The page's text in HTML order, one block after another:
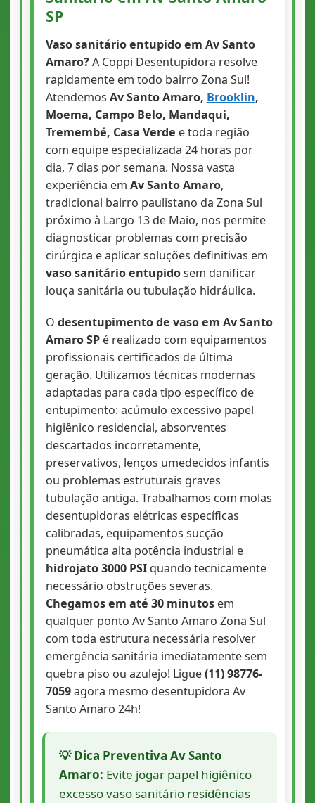
SP
Vaso sanitário entupido em Av Santo
Amaro?A Coppi Desentupidora resolve
rapidamente em todo bairro Zona Sul!
Atendemos Av Santo Amaro, Brooklin,
Moema, Campo Belo, Mandaqui,
Tremembé, Casa Verde e toda região
com equipe especializada 24 horas por
dia, 7 dias por semana. Nossa vasta
experiência em Av Santo Amaro,
tradicional bairro paulistano da Zona Sul
próximo à Largo 13 de Maio, nos permite
diagnosticar problemas com precisão
cirúrgica e aplicar soluções definitivas em
vaso sanitário entupidosem danificar
louça sanitária ou tubulação hidráulica.
O desentupimento de vaso em Av Santo
Amaro SPé realizado com equipamentos
profissionais certificados de última
geração. Utilizamos técnicas modernas
adaptadas para cada tipo específico de
entupimento: acúmulo excessivo papel
higiênico residencial, absorventes
descartados incorretamente,
preservativos, lenços umedecidos infantis
ou problemas estruturais graves
tubulação antiga. Trabalhamos com molas
desentupidoras elétricas específicas
calibradas, equipamentos sucção
pneumática alta potência industrial e
hidrojato 3000 PSIquando tecnicamente
necessário obstruções severas.
Chegamos em até 30 minutosem
qualquer ponto Av Santo Amaro Zona Sul
com toda estrutura necessária resolver
emergência sanitária imediatamente sem
quebra piso ou azulejo! Ligue(11) 98776-
7059agora mesmo desentupidora Av
Santo Amaro 24h!
💡 Dica Preventiva Av Santo
Amaro: Evite jogar papel higiênico
excesso vaso sanitário residências